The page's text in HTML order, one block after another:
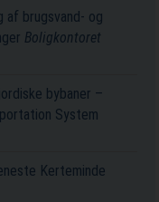
af brugsvand- og
Boligkontoret
bybaner –
System
Kerteminde